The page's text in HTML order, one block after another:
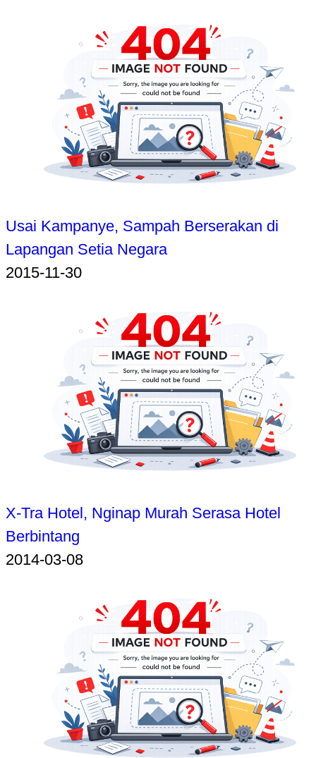
Usai Kampanye, Sampah Berserakan di
Lapangan Setia Negara
2015-11-30
X-Tra Hotel, Nginap Murah Serasa Hotel
Berbintang
2014-03-08